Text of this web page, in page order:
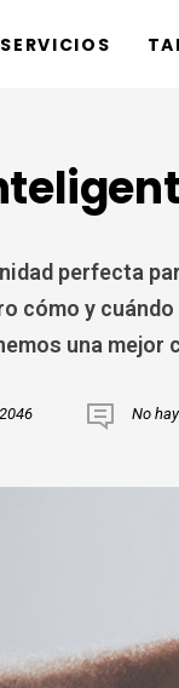
SERVICIOS
perfecta
cómo y
una mejor
2046 No